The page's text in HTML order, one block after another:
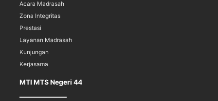
Acara Madrasah
Zona Integritas
Prestasi
Layanan Madrasah
Kunjungan
Kerjasama
MTI MTS Negeri 44